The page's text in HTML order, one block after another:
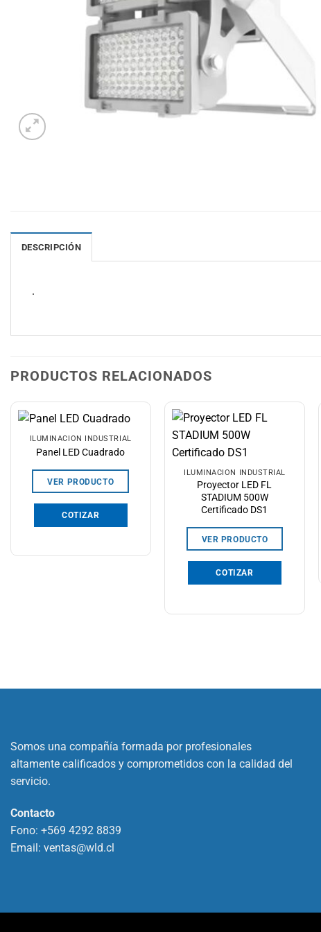
DESCRIPCIÓN
.
PRODUCTOS RELACIONADOS
ILUMINACIÓN INDUSTRIAL
Panel LED Cuadrado
VER PRODUCTO
COTIZAR
ILUMINACIÓN INDUSTRIAL
Proyector LED FL
STADIUM 500W
Certificado DS1
VER PRODUCTO
COTIZAR
Somos una compañía formada por profesionales
altamente calificados y comprometidos con la calidad del
servicio.
Contacto
Fono: +569 4292 8839
Email: ventas@wld.cl